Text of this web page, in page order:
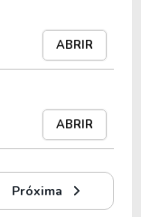
localizados
São Paulo.
taxa de
um P/VP
e um
12 meses
ABRIR
ABRIR
Próxima